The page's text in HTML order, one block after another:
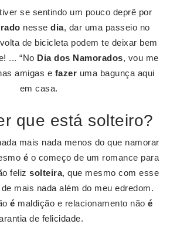
se sentindo um pouco deprê por
nessedia, dar uma passeio no
de bicicleta podem te deixar bem
... “No Dia dos Namorados, vou me
amigas e fazer uma bagunça aqui
em casa.
que está solteiro?
mais nada menos do que namorar
é o começo de um romance para
felizsolteira, que mesmo com esse
mais nada além do meu edredom.
é maldição e relacionamento não é
de felicidade.